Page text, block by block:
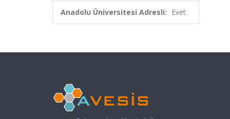
Anadolu Üniversitesi Adresli: Evet